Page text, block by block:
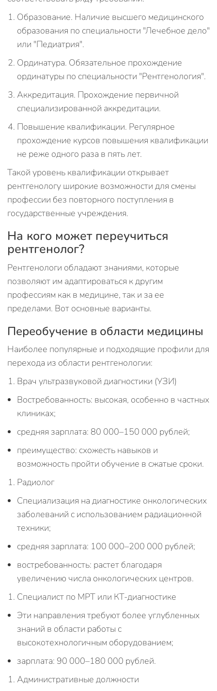
Образование. Наличие высшего медицинского
образования по специальности "Лечебное дело"
или "Педиатрия".
Ординатура. Обязательное прохождение
ординатуры по специальности "Рентгенология".
Аккредитация. Прохождение первичной
специализированной аккредитации.
Повышение квалификации. Регулярное
прохождение курсов повышения квалификации
не реже одного раза в пять лет.
Такой уровень квалификации открывает
рентгенологу широкие возможности для смены
профессии без повторного поступления в
государственные учреждения.
На кого может переучиться
рентгенолог?
Рентгенологи обладают знаниями, которые
позволяют им адаптироваться к другим
профессиям как в медицине, так и за ее
пределами. Вот основные варианты.
Переобучение в области медицины
Наиболее популярные и подходящие профили для
перехода из области рентгенологии:
Врач ультразвуковой диагностики (УЗИ)
Востребованность: высокая, особенно в частных
клиниках;
средняя зарплата: 80 000–150 000 рублей;
преимущество: схожесть навыков и
возможность пройти обучение в сжатые сроки.
Радиолог
Специализация на диагностике онкологических
заболеваний с использованием радиационной
техники;
средняя зарплата: 100 000–200 000 рублей;
востребованность: растет благодаря
увеличению числа онкологических центров.
Специалист по МРТ или КТ-диагностике
Эти направления требуют более углубленных
знаний в области работы с
высокотехнологичным оборудованием;
зарплата: 90 000–180 000 рублей.
Административные должности